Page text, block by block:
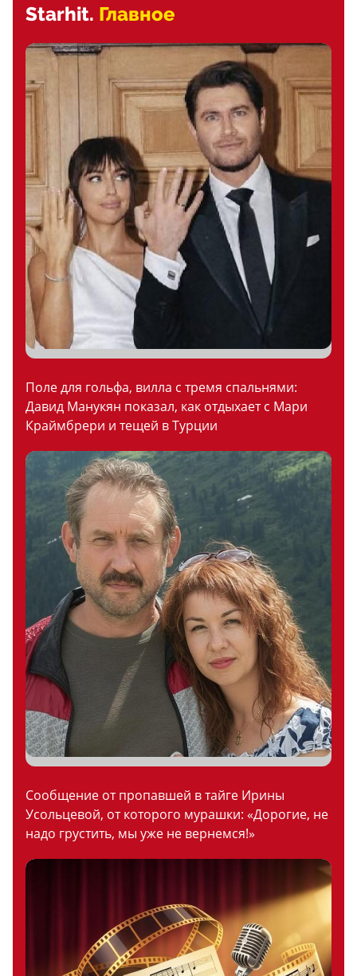
Starhit. Главное
Поле для гольфа, вилла с тремя спальнями:
Давид Манукян показал, как отдыхает с Мари
Краймбрери и тещей в Турции
Сообщение от пропавшей в тайге Ирины
Усольцевой, от которого мурашки: «Дорогие, не
надо грустить, мы уже не вернемся!»